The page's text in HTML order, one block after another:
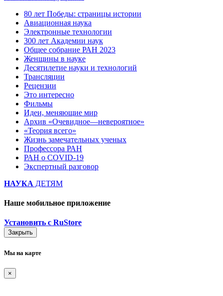
80 лет Победы: страницы истории
Авиационная наука
Электронные технологии
300 лет Академии наук
Общее собрание РАН 2023
Женщины в науке
Десятилетие науки и технологий
Трансляции
Рецензии
Это интересно
Фильмы
Идеи, меняющие мир
Архив «Очевидное—невероятное»
«Теория всего»
Жизнь замечательных ученых
Профессора РАН
РАН о COVID-19
Экспертный разговор
НАУКА ДЕТЯМ
Наше мобильное приложение
Установить с RuStore
Закрыть
Мы на карте
×